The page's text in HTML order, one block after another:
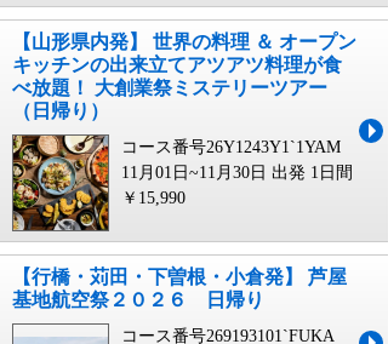
【山形県内発】 世界の料理 ＆ オープン
キッチンの出来立てアツアツ料理が食
べ放題！ 大創業祭ミステリーツアー
（日帰り）
コース番号26Y1243Y1`1YAM
11月01日~11月30日 出発 1日間
￥15,990
【行橋・苅田・下曽根・小倉発】 芦屋
基地航空祭２０２６ 日帰り
コース番号269193101`FUKA